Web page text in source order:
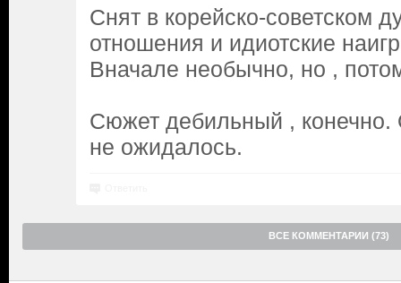
Снят в корейско-советском
отношения и идиотские
Вначале необычно, но ,
Сюжет дебильный , конечно.
не ожидалось.
ВСЕ КОММЕНТАРИИ (73)